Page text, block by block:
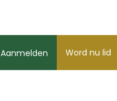
Aanmelden Word nu lid